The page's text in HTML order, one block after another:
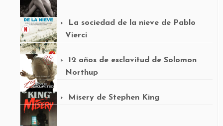
La sociedad de la nieve de Pablo
Vierci
12 años de esclavitud de Solomon
Northup
Misery de Stephen King